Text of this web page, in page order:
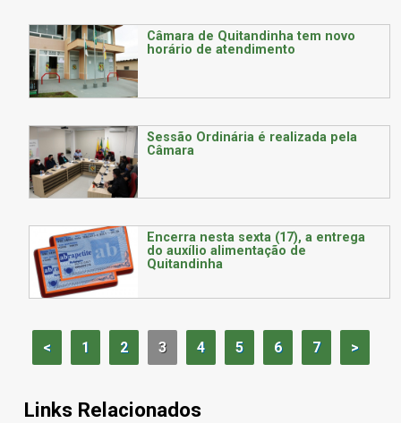
Câmara de Quitandinha tem novo
horário de atendimento
Sessão Ordinária é realizada pela
Câmara
Encerra nesta sexta (17), a entrega
do auxílio alimentação de
Quitandinha
< 1 2 3 4 5 6 7 >
Links Relacionados